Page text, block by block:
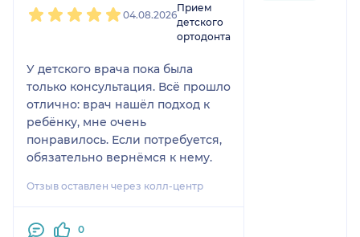
04.08.2026
Прием
детского
ортодонта
У детского врача пока была
только консультация. Всё прошло
отлично: врач нашёл подход к
ребёнку, мне очень
понравилось. Если потребуется,
обязательно вернёмся к нему.
Отзыв оставлен через колл-центр
0